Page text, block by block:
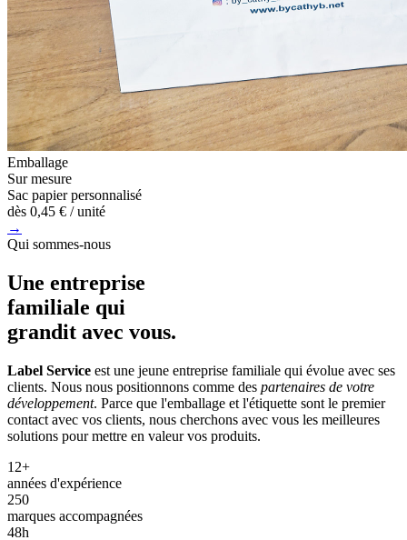
Emballage
Sur mesure
Sac papier personnalisé
dès 0,45 € / unité
→
Qui sommes-nous
Une entreprise
familiale qui
grandit avec vous.
Label Service est une jeune entreprise familiale qui évolue avec ses
clients. Nous nous positionnons comme des partenaires de votre
développement. Parce que l'emballage et l'étiquette sont le premier
contact avec vos clients, nous cherchons avec vous les meilleures
solutions pour mettre en valeur vos produits.
12+
années d'expérience
250
marques accompagnées
48h